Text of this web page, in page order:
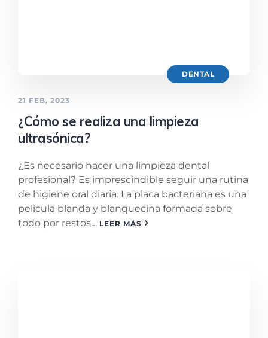
DENTAL
21 FEB, 2023
¿Cómo se realiza una limpieza
ultrasónica?
¿Es necesario hacer una limpieza dental
profesional? Es imprescindible seguir una rutina
de higiene oral diaria. La placa bacteriana es una
película blanda y blanquecina formada sobre
todo por restos… LEER MÁS